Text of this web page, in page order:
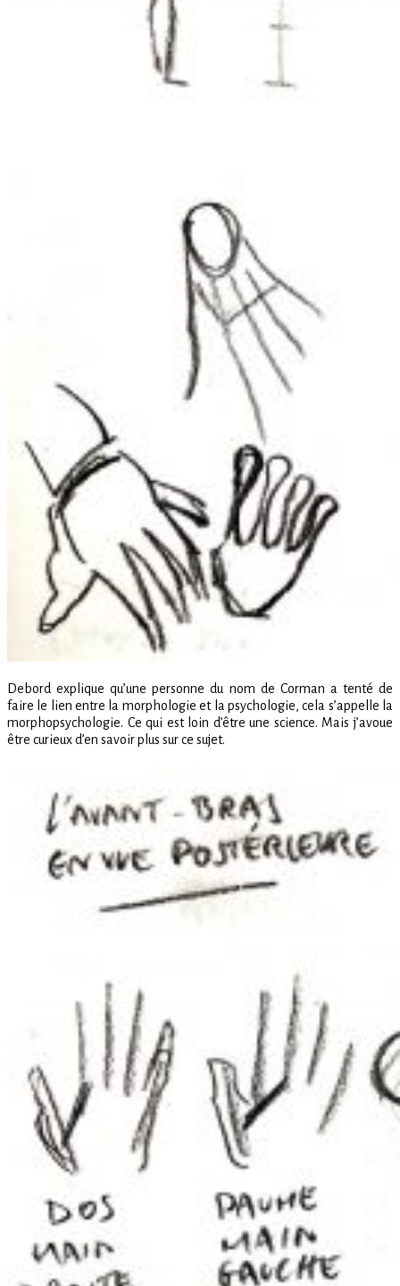
Debord explique qu’une personne du nom de Corman a tenté de
faire le lien entre la morphologie et la psychologie, cela s’appelle la
morphopsychologie. Ce qui est loin d’être une science. Mais j’avoue
être curieux d’en savoir plus sur ce sujet.